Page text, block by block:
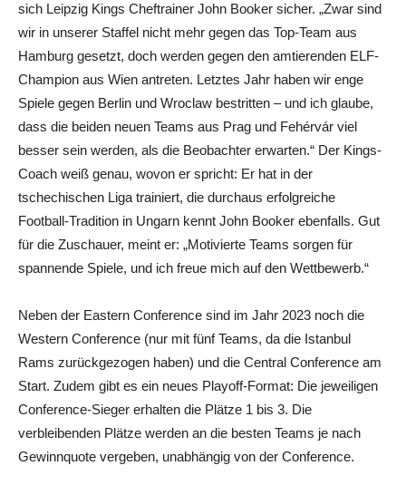
sich Leipzig Kings Cheftrainer John Booker sicher. „Zwar sind
wir in unserer Staffel nicht mehr gegen das Top-Team aus
Hamburg gesetzt, doch werden gegen den amtierenden ELF-
Champion aus Wien antreten. Letztes Jahr haben wir enge
Spiele gegen Berlin und Wroclaw bestritten – und ich glaube,
dass die beiden neuen Teams aus Prag und Fehérvár viel
besser sein werden, als die Beobachter erwarten.“ Der Kings-
Coach weiß genau, wovon er spricht: Er hat in der
tschechischen Liga trainiert, die durchaus erfolgreiche
Football-Tradition in Ungarn kennt John Booker ebenfalls. Gut
für die Zuschauer, meint er: „Motivierte Teams sorgen für
spannende Spiele, und ich freue mich auf den Wettbewerb.“
Neben der Eastern Conference sind im Jahr 2023 noch die
Western Conference (nur mit fünf Teams, da die Istanbul
Rams zurückgezogen haben) und die Central Conference am
Start. Zudem gibt es ein neues Playoff-Format: Die jeweiligen
Conference-Sieger erhalten die Plätze 1 bis 3. Die
verbleibenden Plätze werden an die besten Teams je nach
Gewinnquote vergeben, unabhängig von der Conference.